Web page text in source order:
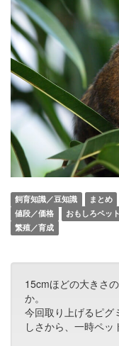
飼育知識／豆知識 まとめ
値段／価格
おもしろペッ
繁殖／育成
15cmほどの大きさ
か。
今回取り上げるピグ
しさから、一時ペッ